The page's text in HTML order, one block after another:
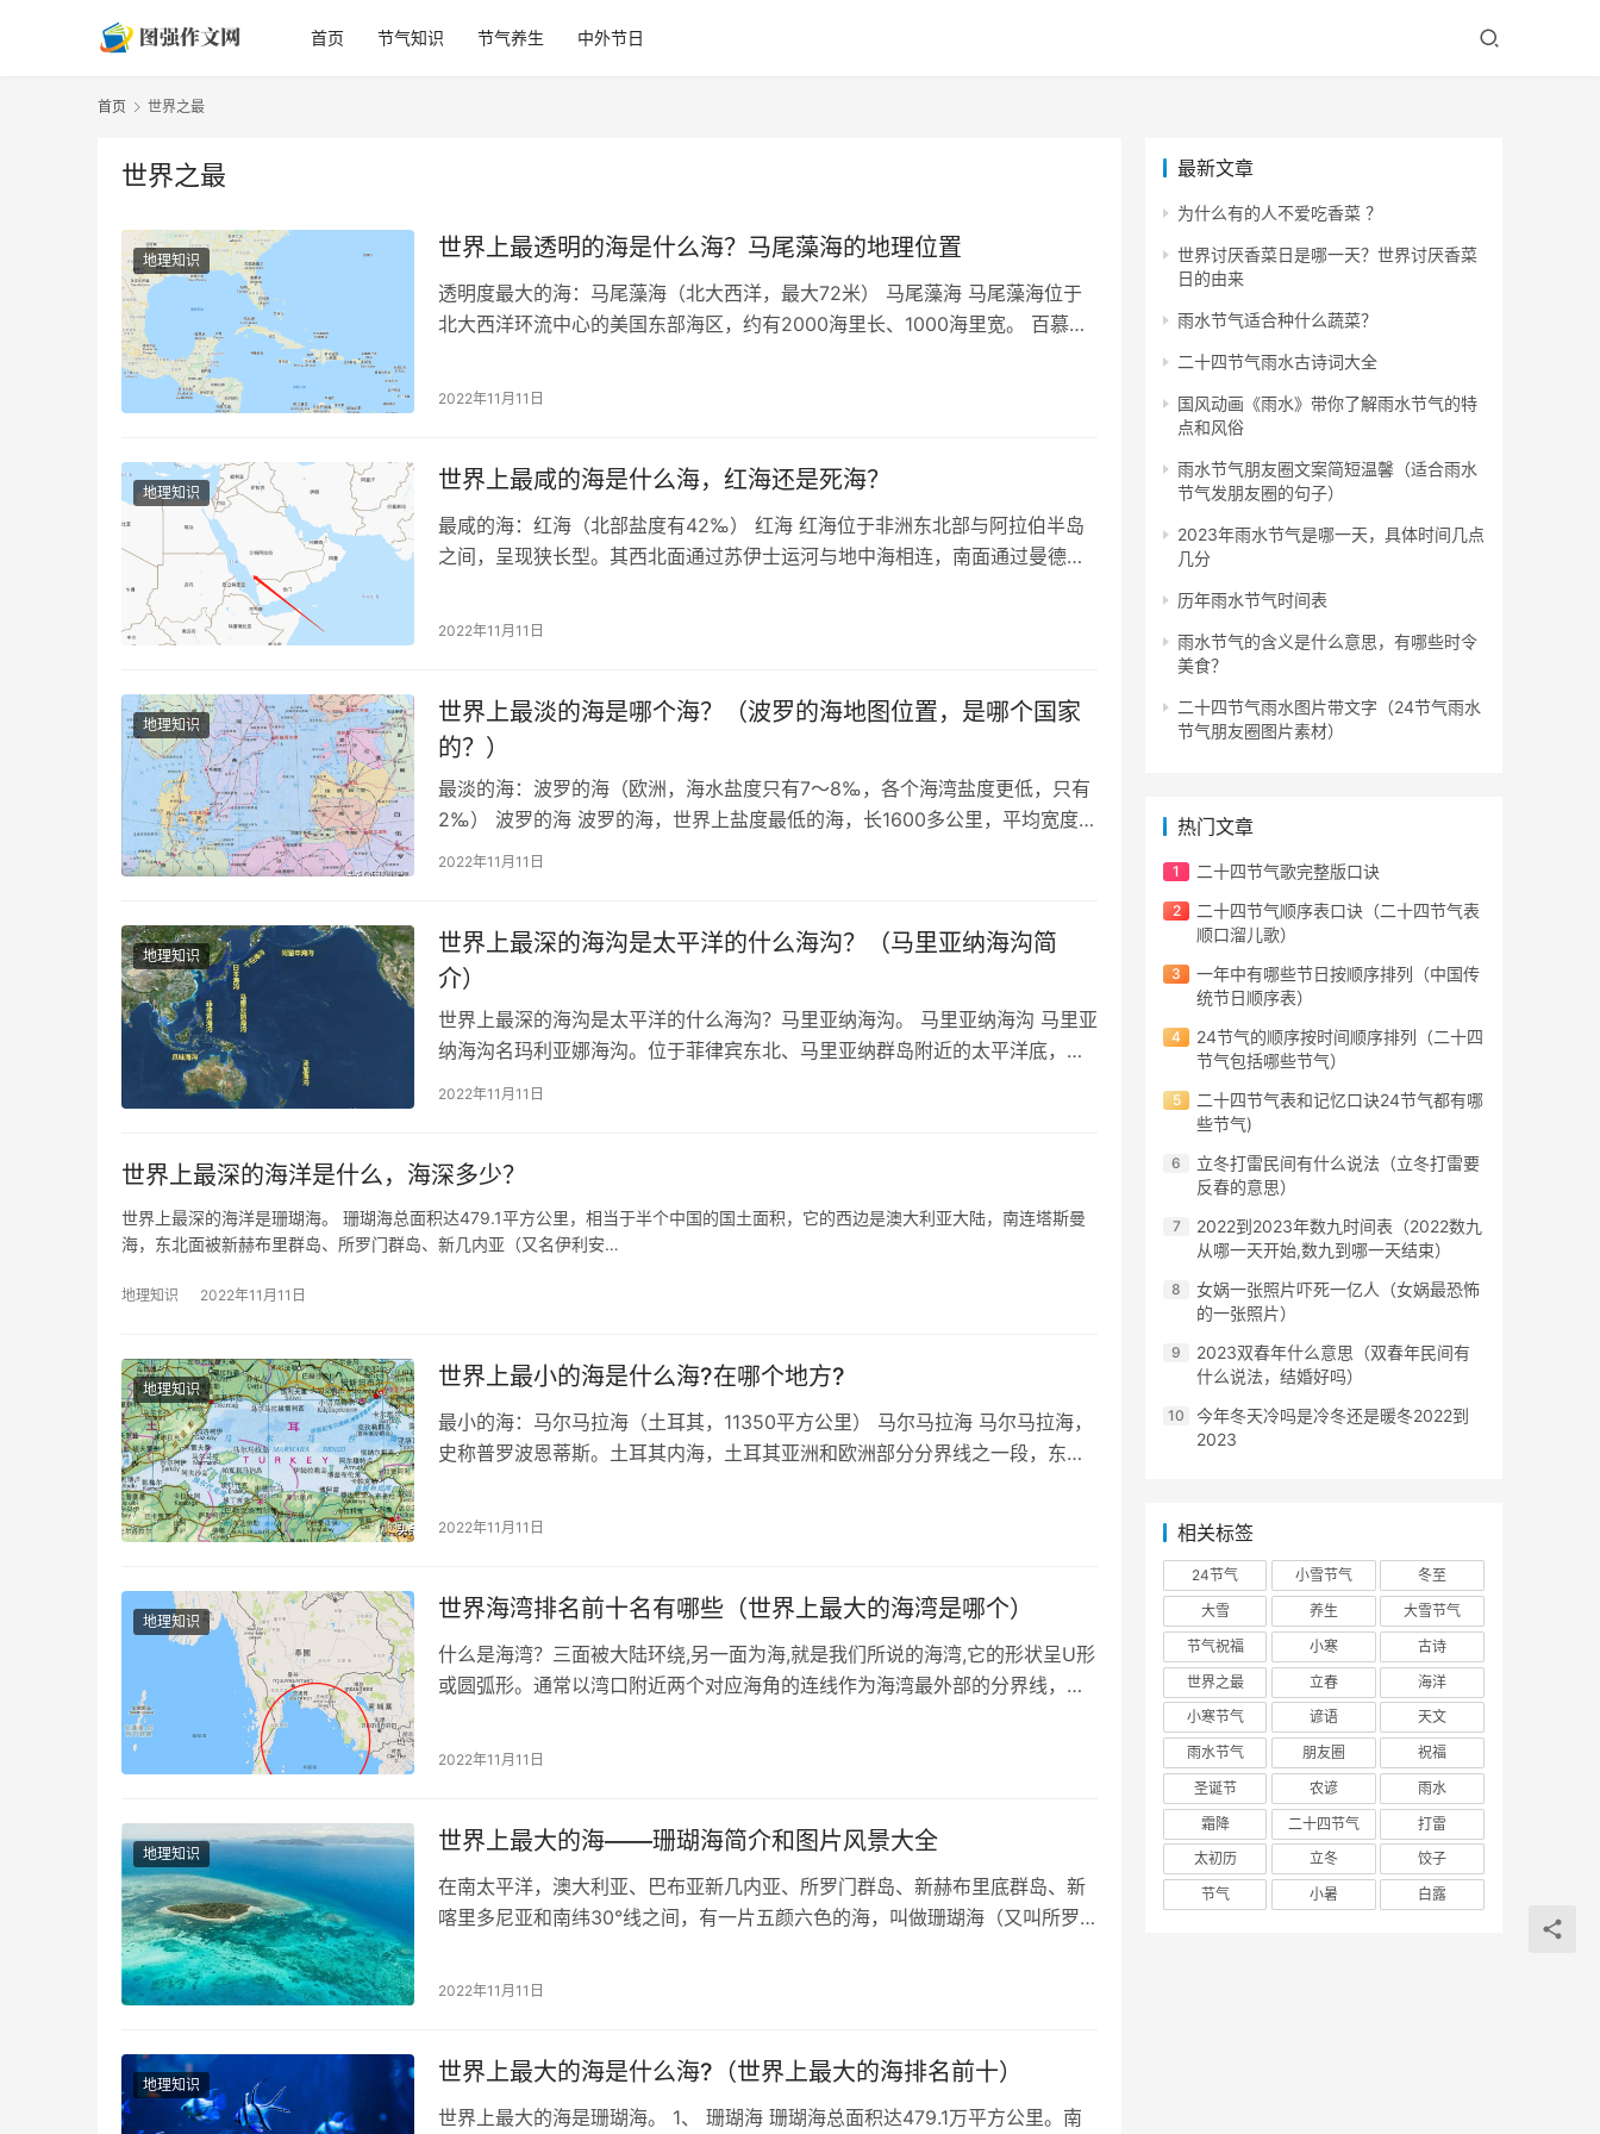
首页 节气知识 节气养生 中外节日
首页 世界之最
世界之最
地理知识 世界上最透明的海是什么海？马尾藻海的地理位置
透明度最大的海：马尾藻海（北大西洋，最大72米） 马尾藻海 马尾藻海位于
北大西洋环流中心的美国东部海区，约有2000海里长、1000海里宽。 百慕大
2022年11月11日
地理知识 世界上最咸的海是什么海，红海还是死海？
最咸的海：红海（北部盐度有42‰） 红海 红海位于非洲东北部与阿拉伯半岛
之间，呈现狭长型。其西北面通过苏伊士运河与地中海相连，南面通过曼德海
2022年11月11日
地理知识
世界上最淡的海是哪个海？（波罗的海地图位置，是哪个国家
的？）
最淡的海：波罗的海（欧洲，海水盐度只有7～8‰，各个海湾盐度更低，只有
2‰） 波罗的海 波罗的海，世界上盐度最低的海，长1600多公里，平均宽度
190公里，面积42万平方公里，总贮…
2022年11月11日
地理知识
世界上最深的海沟是太平洋的什么海沟？（马里亚纳海沟简
介）
世界上最深的海沟是太平洋的什么海沟？马里亚纳海沟。 马里亚纳海沟 马里亚
纳海沟名玛利亚娜海沟。位于菲律宾东北、马里亚纳群岛附近的太平洋底，北
起硫黄岛、西南至雅浦岛附近。 &#822…
2022年11月11日
世界上最深的海洋是什么，海深多少？
世界上最深的海洋是珊瑚海。 珊瑚海总面积达479.1平方公里，相当于半个中国的国土面积，它的西边是澳大利亚大陆，南连塔斯曼
海，东北面被新赫布里群岛、所罗门群岛、新几内亚（又名伊利安…
地理知识 2022年11月11日
地理知识 世界上最小的海是什么海?在哪个地方?
最小的海：马尔马拉海（土耳其，11350平方公里） 马尔马拉海 马尔马拉海，
史称普罗波恩蒂斯。土耳其内海，土耳其亚洲和欧洲部分分界线之一段，东北
2022年11月11日
地理知识 世界海湾排名前十名有哪些（世界上最大的海湾是哪个）
什么是海湾？三面被大陆环绕,另一面为海,就是我们所说的海湾,它的形状呈U形
或圆弧形。通常以湾口附近两个对应海角的连线作为海湾最外部的分界线，世
2022年11月11日
地理知识 世界上最大的海——珊瑚海简介和图片风景大全
在南太平洋，澳大利亚、巴布亚新几内亚、所罗门群岛、新赫布里底群岛、新
喀里多尼亚和南纬30°线之间，有一片五颜六色的海，叫做珊瑚海（又叫所罗
2022年11月11日
地理知识 世界上最大的海是什么海?（世界上最大的海排名前十）
世界上最大的海是珊瑚海。 1、 珊瑚海 珊瑚海总面积达479.1万平方公里。南
最新文章
为什么有的人不爱吃香菜 ？
世界讨厌香菜日是哪一天？世界讨厌香菜
日的由来
雨水节气适合种什么蔬菜？
二十四节气雨水古诗词大全
国风动画《雨水》带你了解雨水节气的特
点和风俗
雨水节气朋友圈文案简短温馨（适合雨水
节气发朋友圈的句子）
2023年雨水节气是哪一天，具体时间几点
几分
历年雨水节气时间表
雨水节气的含义是什么意思，有哪些时令
美食？
二十四节气雨水图片带文字（24节气雨水
节气朋友圈图片素材）
热门文章
二十四节气歌完整版口诀
二十四节气顺序表口诀（二十四节气表
顺口溜儿歌）
一年中有哪些节日按顺序排列（中国传
统节日顺序表）
24节气的顺序按时间顺序排列（二十四
节气包括哪些节气）
二十四节气表和记忆口诀24节气都有哪
些节气)
立冬打雷民间有什么说法（立冬打雷要
反春的意思）
2022到2023年数九时间表（2022数九
从哪一天开始,数九到哪一天结束）
女娲一张照片吓死一亿人（女娲最恐怖
的一张照片）
2023双春年什么意思（双春年民间有
什么说法，结婚好吗）
今年冬天冷吗是冷冬还是暖冬2022到
2023
相关标签
24节气 小雪节气
冬至
大雪
养生
大雪节气
节气祝福
小寒
古诗
世界之最
立春
海洋
小寒节气
谚语
天文
雨水节气
朋友圈
祝福
圣诞节
农谚
雨水
霜降
二十四节气
打雷
太初历
立冬
饺子
节气
小暑 白露